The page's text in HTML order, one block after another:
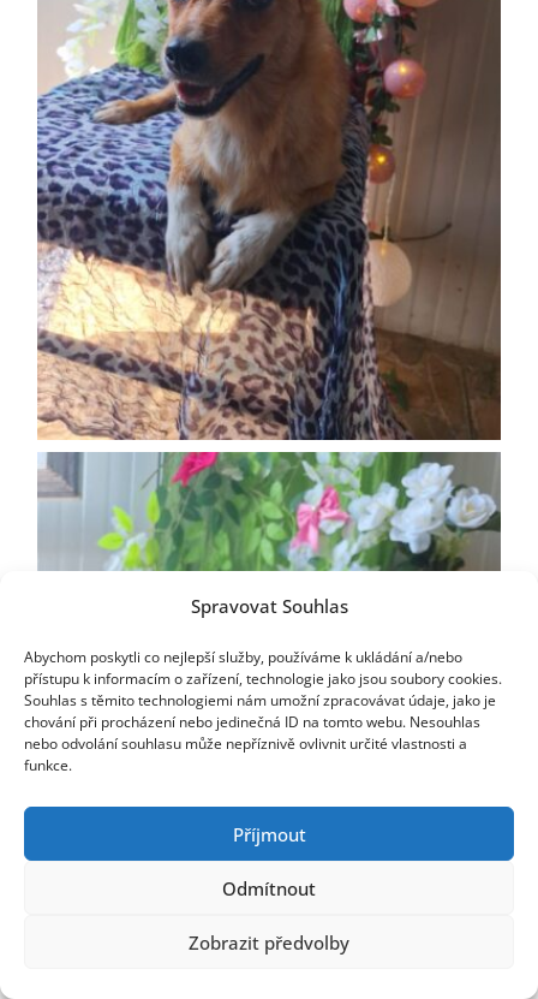
Spravovat Souhlas
Abychom poskytli co nejlepší služby, používáme k ukládání a/nebo
přístupu k informacím o zařízení, technologie jako jsou soubory cookies.
Souhlas s těmito technologiemi nám umožní zpracovávat údaje, jako je
chování při procházení nebo jedinečná ID na tomto webu. Nesouhlas
nebo odvolání souhlasu může nepříznivě ovlivnit určité vlastnosti a
funkce.
Příjmout
Odmítnout
Zobrazit předvolby